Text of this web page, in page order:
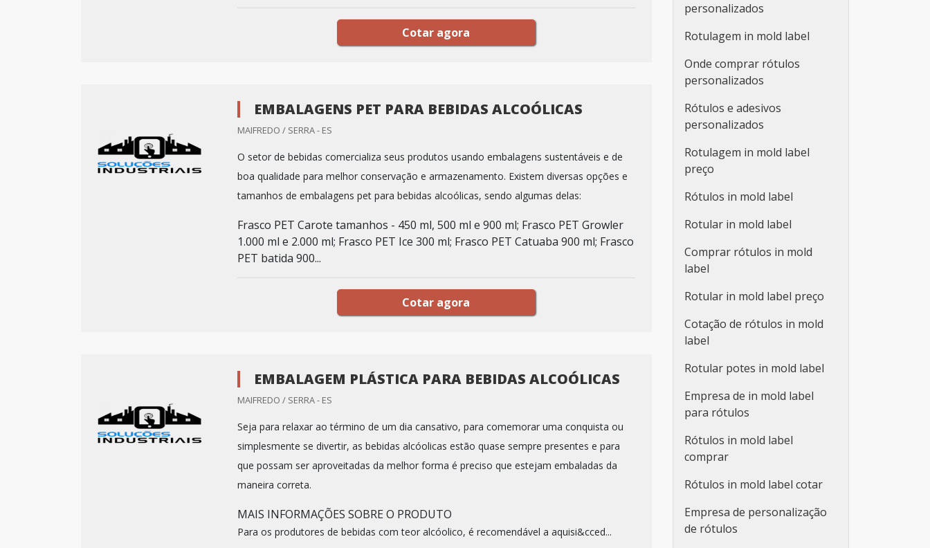
Cotar agora
EMBALAGENS PET PARA BEBIDAS ALCOÓLICAS
MAIFREDO / SERRA - ES
O setor de bebidas comercializa seus produtos usando embalagens sustentáveis e de
boa qualidade para melhor conservação e armazenamento. Existem diversas opções e
tamanhos de embalagens pet para bebidas alcoólicas, sendo algumas delas:
Frasco PET Carote tamanhos - 450 ml, 500 ml e 900 ml; Frasco PET Growler
1.000 ml e 2.000 ml; Frasco PET Ice 300 ml; Frasco PET Catuaba 900 ml; Frasco
PET batida 900...
Cotar agora
EMBALAGEM PLÁSTICA PARA BEBIDAS ALCOÓLICAS
MAIFREDO / SERRA - ES
Seja para relaxar ao término de um dia cansativo, para comemorar uma conquista ou
simplesmente se divertir, as bebidas alcóolicas estão quase sempre presentes e para
que possam ser aproveitadas da melhor forma é preciso que estejam embaladas da
maneira correta.
MAIS INFORMAÇÕES SOBRE O PRODUTO
Para os produtores de bebidas com teor alcóolico, é recomendável a aquisi&cced...
personalizados
Rotulagem in mold label
Onde comprar rótulos
personalizados
Rótulos e adesivos
personalizados
Rotulagem in mold label
preço
Rótulos in mold label
Rotular in mold label
Comprar rótulos in mold
label
Rotular in mold label preço
Cotação de rótulos in mold
label
Rotular potes in mold label
Empresa de in mold label
para rótulos
Rótulos in mold label
comprar
Rótulos in mold label cotar
Empresa de personalização
de rótulos